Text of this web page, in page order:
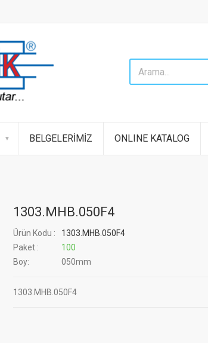
BELGELERİMİZ ONLINE KATALOG
1303.MHB.050F4
Ürün Kodu :
1303.MHB.050F4
Paket :
100
Boy:
050mm
1303.MHB.050F4